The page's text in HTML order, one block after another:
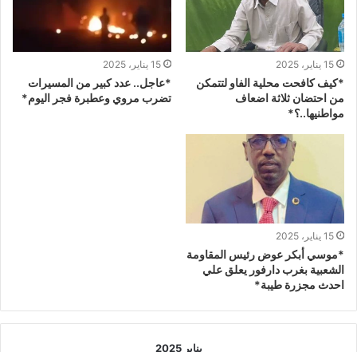
15 يناير، 2025
*كيف كافحت محلية الفاو لتتمكن
من احتضان ثلاثة اضعاف
مواطنيها..؟*
15 يناير، 2025
*عاجل.. عدد كبير من المسيرات
تضرب مروي وعطبرة فجر اليوم*
15 يناير، 2025
*موسي أبكر عوض رئيس المقاومة
الشعبية بغرب دارفور يعلق علي
احدث مجزرة طيبة*
يناير 2025